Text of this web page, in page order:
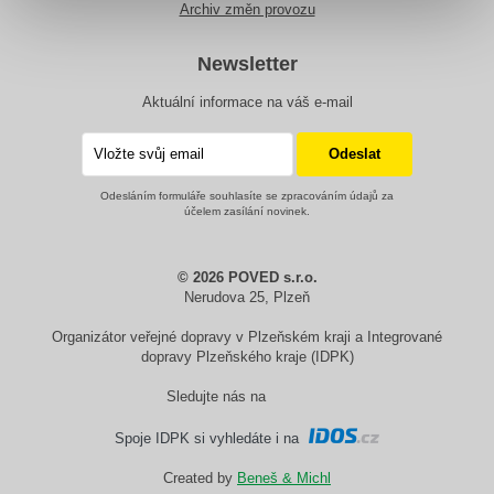
Archiv změn provozu
Newsletter
Aktuální informace na váš e-mail
Odesláním formuláře souhlasíte se zpracováním údajů za
účelem zasílání novinek.
© 2026 POVED s.r.o.
Nerudova 25, Plzeň
Organizátor veřejné dopravy v Plzeňském kraji a Integrované
dopravy Plzeňského kraje (IDPK)
Sledujte nás na
Spoje IDPK si vyhledáte i na
Created by Beneš & Michl